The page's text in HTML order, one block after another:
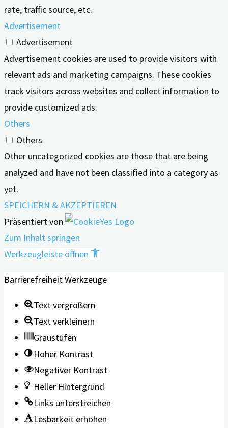
rate, traffic source, etc.
Advertisement
Advertisement
Advertisement cookies are used to provide visitors with
relevant ads and marketing campaigns. These cookies
track visitors across websites and collect information to
provide customized ads.
Others
Others
Other uncategorized cookies are those that are being
analyzed and have not been classified into a category as
yet.
SPEICHERN & AKZEPTIEREN
Präsentiert von
Zum Inhalt springen
Werkzeugleiste öffnen
Barrierefreiheit Werkzeuge
Text vergrößern
Text verkleinern
Graustufen
Hoher Kontrast
Negativer Kontrast
Heller Hintergrund
Links unterstreichen
Lesbarkeit erhöhen